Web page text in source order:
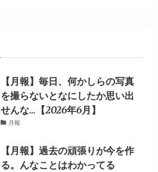
【月報】毎日、何かしらの写真
を撮らないとなにしたか思い出
せんな…【2026年6月】
月報
【月報】過去の頑張りが今を作
る。んなことはわかってる